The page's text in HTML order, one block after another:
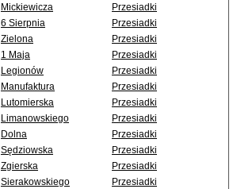
Mickiewicza
Przesiadki
6 Sierpnia
Przesiadki
Zielona
Przesiadki
1 Maja
Przesiadki
Legionów
Przesiadki
Manufaktura
Przesiadki
Lutomierska
Przesiadki
Limanowskiego
Przesiadki
Dolna
Przesiadki
Sędziowska
Przesiadki
Zgierska
Przesiadki
Sierakowskiego
Przesiadki